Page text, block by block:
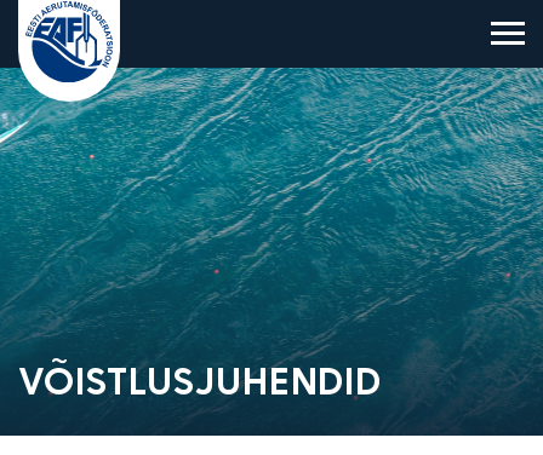
Eesti Aerutamisföderatsioon
VÕISTLUSJUHENDID